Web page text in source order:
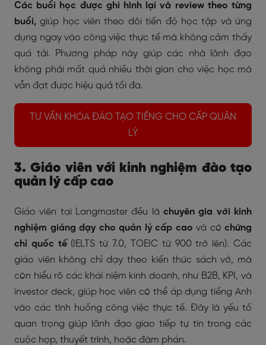
Các buổi học được ghi hình lại và review theo từng
buổi, giúp học viên theo dõi tiến độ học tập và ứng
dụng ngay vào công việc thực tế mà không cảm thấy
quá tải. Phương pháp này giúp các nhà lãnh đạo
không phải mất quá nhiều thời gian cho việc học mà
vẫn đạt được hiệu quả tối đa.
TƯ VẤN KHÓA ĐÀO TẠO TIẾNG CHO CẤP QUẢN
LÝ
3. Giáo viên với kinh nghiệm đào tạo
quản lý cấp cao
Giáo viên tại Langmaster đều là chuyên gia với kinh
nghiệm giảng dạy cho quản lý cấp cao và có chứng
chỉ quốc tế(IELTS từ 7.0, TOEIC từ 900 trở lên). Các
giáo viên không chỉ dạy theo kiến thức sách vở, mà
còn hiểu rõ các khái niệm kinh doanh, như B2B, KPI, và
investor deck, giúp học viên có thể áp dụng tiếng Anh
vào các tình huống công việc thực tế. Đây là yếu tố
quan trọng giúp lãnh đạo giao tiếp tự tin trong các
cuộc họp, thuyết trình, hoặc đàm phán.